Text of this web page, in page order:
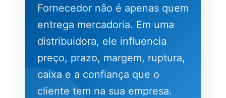
Fornecedor não é apenas quem
entrega mercadoria. Em uma
distribuidora, ele influencia
preço, prazo, margem, ruptura,
caixa e a confiança que o
cliente tem na sua empresa.